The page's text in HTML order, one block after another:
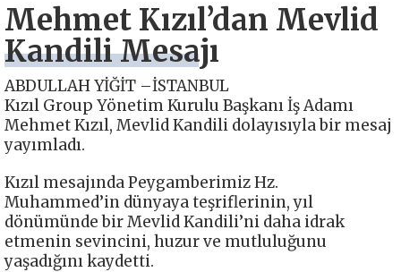
Mehmet Kızıl’dan Mevlid
Kandili Mesajı
ABDULLAH YİĞİT –İSTANBUL
Kızıl Group Yönetim Kurulu Başkanı İş Adamı
Mehmet Kızıl, Mevlid Kandili dolayısıyla bir mesaj
yayımladı.
Kızıl mesajında Peygamberimiz Hz.
Muhammed’in dünyaya teşriflerinin, yıl
dönümünde bir Mevlid Kandili’ni daha idrak
etmenin sevincini, huzur ve mutluluğunu
yaşadığını kaydetti.